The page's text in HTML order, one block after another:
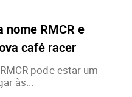
nome RMCR e
café racer
pode estar um
às...